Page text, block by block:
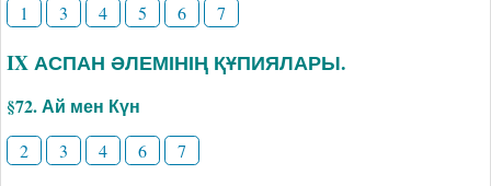
1 3 4 5 6 7
IX АСПАН ӘЛЕМІНІҢ ҚҰПИЯЛАРЫ.
§72. Ай мен Күн
2 3 4 6 7